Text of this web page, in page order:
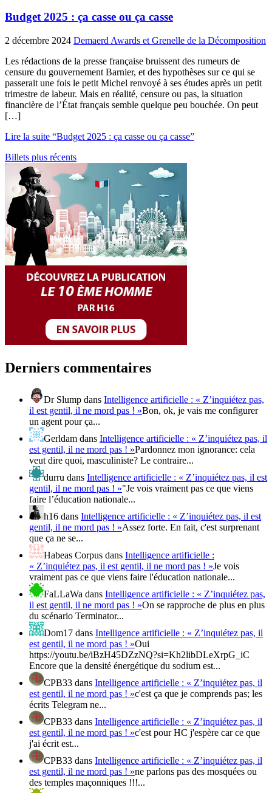
Budget 2025 : ça casse ou ça casse
2 décembre 2024 Demaerd Awards et Grenelle de la Décomposition
Les rédactions de la presse française bruissent des rumeurs de
censure du gouvernement Barnier, et des hypothèses sur ce qui se
passerait une fois le petit Michel renvoyé à ses études après un petit
trimestre de labeur. Mais en réalité, censure ou pas, la situation
financière de l’État français semble quelque peu bouchée. On peut
[…]
Lire la suite “Budget 2025 : ça casse ou ça casse”
Billets plus récents
Derniers commentaires
Dr Slump dans Intelligence artificielle : « Z’inquiétez pas,
il est gentil, il ne mord pas ! »Bon, ok, je vais me configurer
un agent pour ça...
Gerldam dans Intelligence artificielle : « Z’inquiétez pas, il
est gentil, il ne mord pas ! »Pardonnez mon ignorance: cela
veut dire quoi, masculiniste? Le contraire...
durru dans Intelligence artificielle : « Z’inquiétez pas, il est
gentil, il ne mord pas ! »"Je vois vraiment pas ce que viens
faire l’éducation nationale...
h16 dans Intelligence artificielle : « Z’inquiétez pas, il est
gentil, il ne mord pas ! »Assez forte. En fait, c'est surprenant
que ça ne se...
Habeas Corpus dans Intelligence artificielle :
« Z’inquiétez pas, il est gentil, il ne mord pas ! »Je vois
vraiment pas ce que viens faire l'éducation nationale...
FaLLaWa dans Intelligence artificielle : « Z’inquiétez pas,
il est gentil, il ne mord pas ! »On se rapproche de plus en plus
du scénario Terminator...
Dom17 dans Intelligence artificielle : « Z’inquiétez pas, il
est gentil, il ne mord pas ! »Oui
https://youtu.be/iBzH45DZzNQ?si=Kh2libDLeXrpG_iC
Encore que la densité énergétique du sodium est...
CPB33 dans Intelligence artificielle : « Z’inquiétez pas, il
est gentil, il ne mord pas ! »c'est ça que je comprends pas; les
écrits Telegram ne...
CPB33 dans Intelligence artificielle : « Z’inquiétez pas, il
est gentil, il ne mord pas ! »c'est pour HC j'espère car ce que
j'ai écrit est...
CPB33 dans Intelligence artificielle : « Z’inquiétez pas, il
est gentil, il ne mord pas ! »ne parlons pas des mosquées ou
des temples maçonniques !!!...